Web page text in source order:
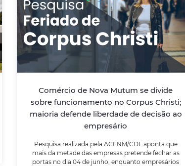
Comércio de Nova Mutum se divide
sobre funcionamento no Corpus Christi;
maioria defende liberdade de decisão ao
empresário
Pesquisa realizada pela ACENM/CDL aponta que
mais da metade das empresas pretende fechar as
portas no dia 04 de junho, enquanto empresários
Comércio de Nova Mutum se
divide sobre funcionamento no
Corpus Christi; maioria defende
liberdade de decisão ao
empresário
Pesquisa realizada pela ACENM/CDL aponta
pretende fechar as portas no dia 04 de
junho, enquanto empresários defendem
autonomia para decidir sobre a abertura
dos estabelecimentos.
LEIA MAIS